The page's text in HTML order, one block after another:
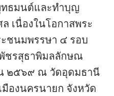
ทธมนต์และทำบุญ
เนื่องในโอกาสพระ
ชนมพรรษา ๔ รอบ
ชรสุธาพิมลลักษณ
๒๕๖๙ ณ วัดอุดมธานี
มืองนครนายก จังหวัด